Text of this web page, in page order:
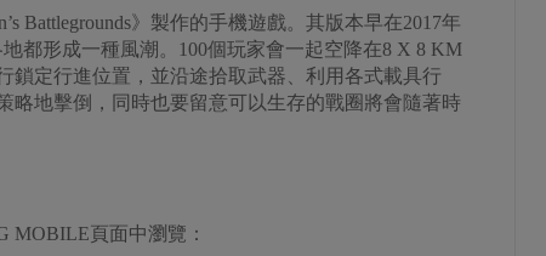
Battlegrounds》製作的手機遊戲。其版本早在2017年
都形成一種風潮。100個玩家會一起空降在8 X 8 KM
鎖定行進位置，並沿途拾取武器、利用各式載具行
略地擊倒，同時也要留意可以生存的戰圈將會隨著時
MOBILE頁面中瀏覽：